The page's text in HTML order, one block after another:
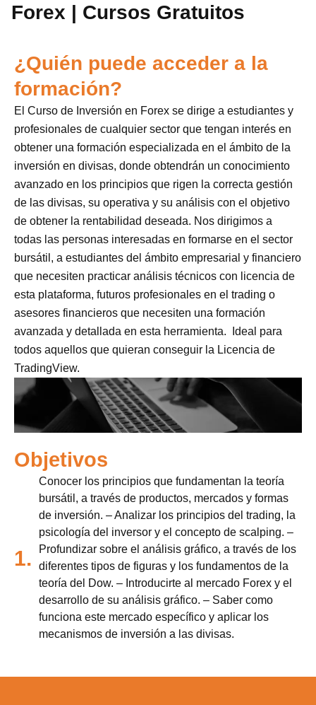
Forex | Cursos Gratuitos
¿Quién puede acceder a la
formación?
El Curso de Inversión en Forex se dirige a estudiantes y
profesionales de cualquier sector que tengan interés en
obtener una formación especializada en el ámbito de la
inversión en divisas, donde obtendrán un conocimiento
avanzado en los principios que rigen la correcta gestión
de las divisas, su operativa y su análisis con el objetivo
de obtener la rentabilidad deseada. Nos dirigimos a
todas las personas interesadas en formarse en el sector
bursátil, a estudiantes del ámbito empresarial y financiero
que necesiten practicar análisis técnicos con licencia de
esta plataforma, futuros profesionales en el trading o
asesores financieros que necesiten una formación
avanzada y detallada en esta herramienta. Ideal para
todos aquellos que quieran conseguir la Licencia de
TradingView.
Objetivos
1.
Conocer los principios que fundamentan la teoría
bursátil, a través de productos, mercados y formas
de inversión. – Analizar los principios del trading, la
psicología del inversor y el concepto de scalping. –
Profundizar sobre el análisis gráfico, a través de los
diferentes tipos de figuras y los fundamentos de la
teoría del Dow. – Introducirte al mercado Forex y el
desarrollo de su análisis gráfico. – Saber como
funciona este mercado específico y aplicar los
mecanismos de inversión a las divisas.